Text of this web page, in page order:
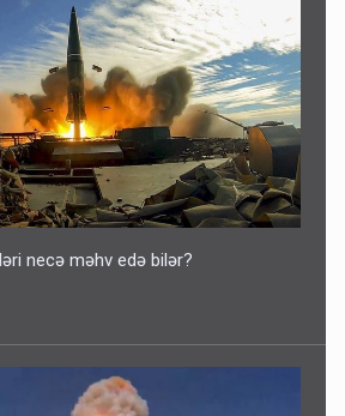
necə məhv edə bilər?